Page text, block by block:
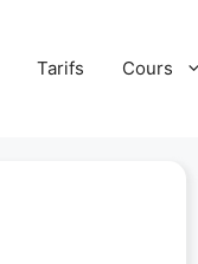
Tarifs Cours